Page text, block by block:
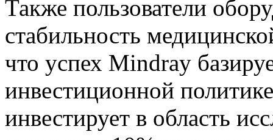
Также пользователи
стабильность
что успех Mindray
инвестиционной
инвестирует в область